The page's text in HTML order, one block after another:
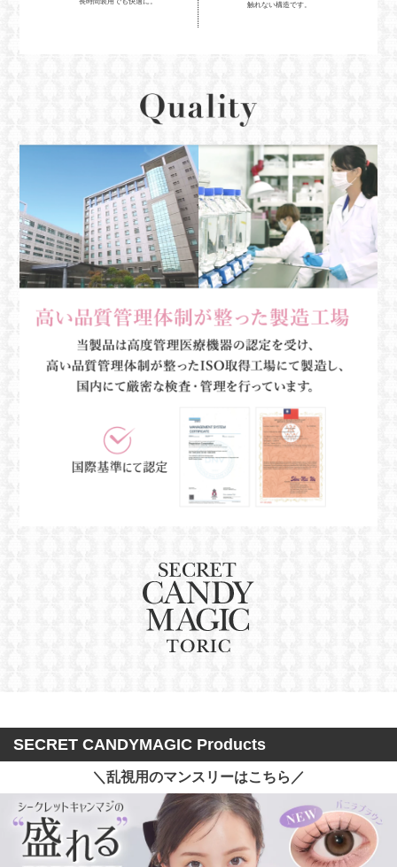
長時間装用でも快適に。 触れない構造です。
SECRET CANDYMAGIC Products
＼乱視用のマンスリーはこちら／